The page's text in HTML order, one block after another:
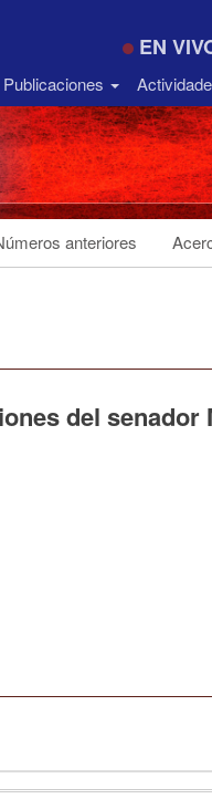
EN
Publicaciones
anteriores
del senador